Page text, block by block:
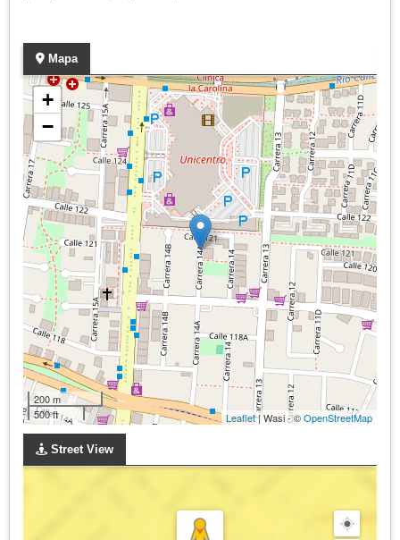
Mapa
+
−
200 m
500 ft
Leaflet| Wasi - ©OpenStreetMap
Street View